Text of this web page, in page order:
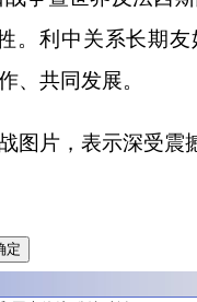
。利中关系长期
、共同发展。
图片，表示深受震